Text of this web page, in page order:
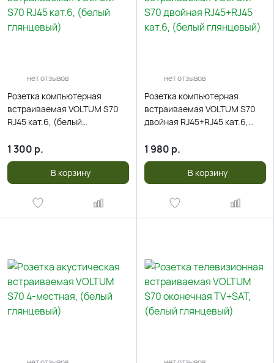
нет отзывов
Розетка компьютерная
встраиваемая VOLTUM S70
RJ45 кат.6, (белый
1 300 р.
В корзину
нет отзывов
Розетка компьютерная
встраиваемая VOLTUM S70
двойная RJ45+RJ45 кат.6,
1 980 р.
В корзину